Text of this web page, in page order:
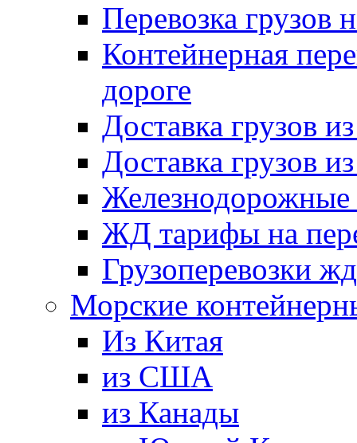
Перевозка грузов
Контейнерная
дороге
Доставка грузов
Доставка грузов
Железнодорожные
ЖД тарифы на
Грузоперевозки
Морские
Из Китая
из США
из Канады